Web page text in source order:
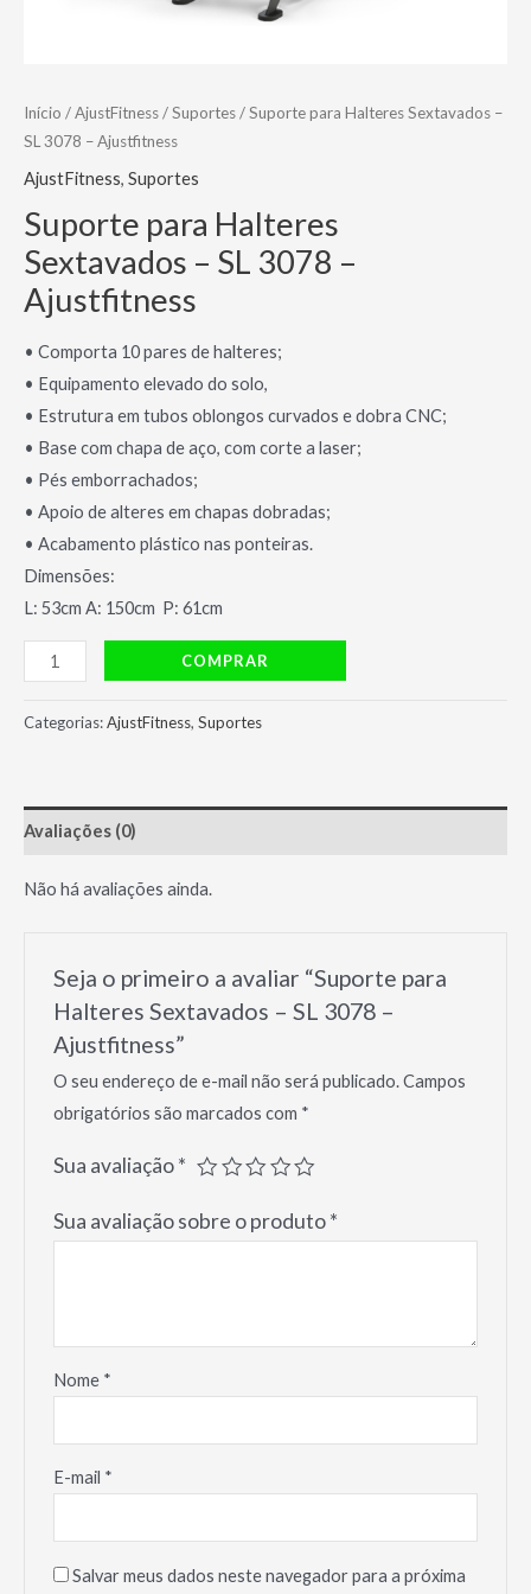
Início /AjustFitness/Suportes/ Suporte para Halteres Sextavados –
SL 3078 – Ajustfitness
AjustFitness, Suportes
Suporte para Halteres
Sextavados – SL 3078 –
Ajustfitness
• Comporta 10 pares de halteres;
• Equipamento elevado do solo,
• Estrutura em tubos oblongos curvados e dobra CNC;
• Base com chapa de aço, com corte a laser;
• Pés emborrachados;
• Apoio de alteres em chapas dobradas;
• Acabamento plástico nas ponteiras.
Dimensões:
L: 53cm A: 150cm P: 61cm
Suporte
para
Halteres
SL
-
COMPRAR
Categorias:AjustFitness, Suportes
Avaliações (0)
Não há avaliações ainda.
Seja o primeiro a avaliar “Suporte para
Halteres Sextavados – SL 3078 –
Ajustfitness”
O seu endereço de e-mail não será publicado.Campos
obrigatórios são marcados com *
Sua avaliação*
Sua avaliação sobre o produto*
Nome *
E-mail *
Salvar meus dados neste navegador para a próxima